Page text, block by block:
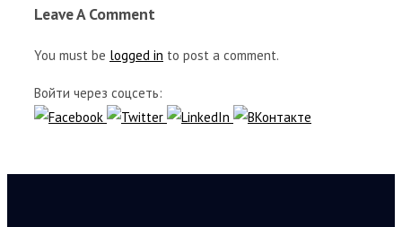
Leave A Comment
You must be logged in to post a comment.
Войти через соцсеть: